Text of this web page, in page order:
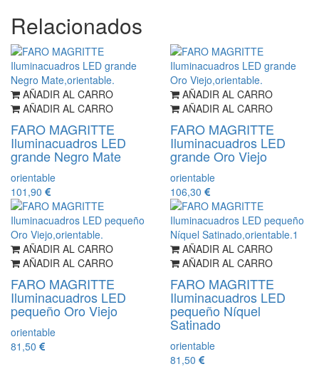
Relacionados
AÑADIR AL CARRO
AÑADIR AL CARRO
FARO MAGRITTE
Iluminacuadros LED
grande Negro Mate
orientable
101,90
AÑADIR AL CARRO
AÑADIR AL CARRO
FARO MAGRITTE
Iluminacuadros LED
grande Oro Viejo
orientable
106,30
AÑADIR AL CARRO
AÑADIR AL CARRO
FARO MAGRITTE
Iluminacuadros LED
pequeño Oro Viejo
orientable
81,50
AÑADIR AL CARRO
AÑADIR AL CARRO
FARO MAGRITTE
Iluminacuadros LED
pequeño Níquel
Satinado
orientable
81,50